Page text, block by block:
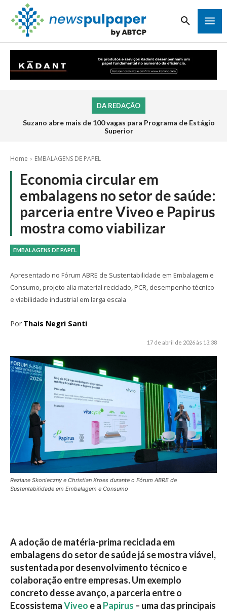
DA REDAÇÃO
Suzano abre mais de 100 vagas para Programa de Estágio
Superior
Home EMBALAGENS DE PAPEL
Economia circular em
embalagens no setor de saúde:
parceria entre Viveo e Papirus
mostra como viabilizar
EMBALAGENS DE PAPEL
Apresentado no Fórum ABRE de Sustentabilidade em Embalagem e
Consumo, projeto alia material reciclado, PCR, desempenho técnico
e viabilidade industrial em larga escala
Por Thais Negri Santi
17 de abril de 2026 às 13:38
Reziane Skonieczny e Christian Kroes durante o Fórum ABRE de
Sustentabilidade em Embalagem e Consumo
A adoção de matéria-prima reciclada em
embalagens do setor de saúde já se mostra viável,
sustentada por desenvolvimento técnico e
colaboração entre empresas. Um exemplo
concreto desse avanço, a parceria entre o
EcossistemaViveo e a Papirus – uma das principais